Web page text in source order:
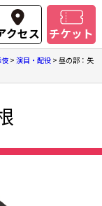
クセス チケット
> 演目・配役 > 昼の部：矢